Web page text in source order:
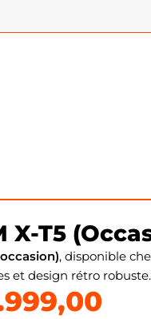
X-T5
, disponible
et design rétro